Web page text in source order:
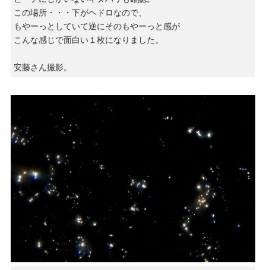
この場所・・・下がヘドロなので、
もやーっとしていて逆にそのもやーっと感が
こんな感じで面白い１枚になりました。
安藤さん撮影。